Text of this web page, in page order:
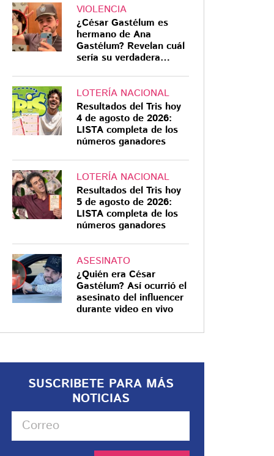
VIOLENCIA
¿César Gastélum es
hermano de Ana
Gastélum? Revelan cuál
sería su verdadera
LOTERÍA NACIONAL
Resultados del Tris hoy
4 de agosto de 2026:
LISTA completa de los
números ganadores
LOTERÍA NACIONAL
Resultados del Tris hoy
5 de agosto de 2026:
LISTA completa de los
números ganadores
ASESINATO
¿Quién era César
Gastélum? Así ocurrió el
asesinato del influencer
durante video en vivo
SUSCRIBETE PARA MÁS
NOTICIAS